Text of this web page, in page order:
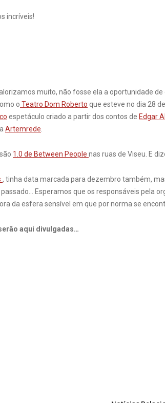
incríveis!
muito, não fosse ela a oportunidade
o Teatro Dom Roberto que esteve no dia 28
espetáculo criado a partir dos contos de Edgar
Artemrede
1.0 de Between People nas ruas de Viseu. E
, tinha data marcada para dezembro também,
Esperamos que os responsáveis pela
da esfera sensível em que por norma se
aqui divulgadas…